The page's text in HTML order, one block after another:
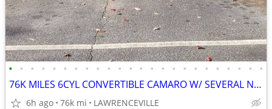
• • • • • • • • • • • • • • • • • • • • • • • •
76K MILES 6CYL CONVERTIBLE CAMARO W/ SEVERAL NEW PARTS,TOP,&PAINT JOB
6h ago 76k mi LAWRENCEVILLE